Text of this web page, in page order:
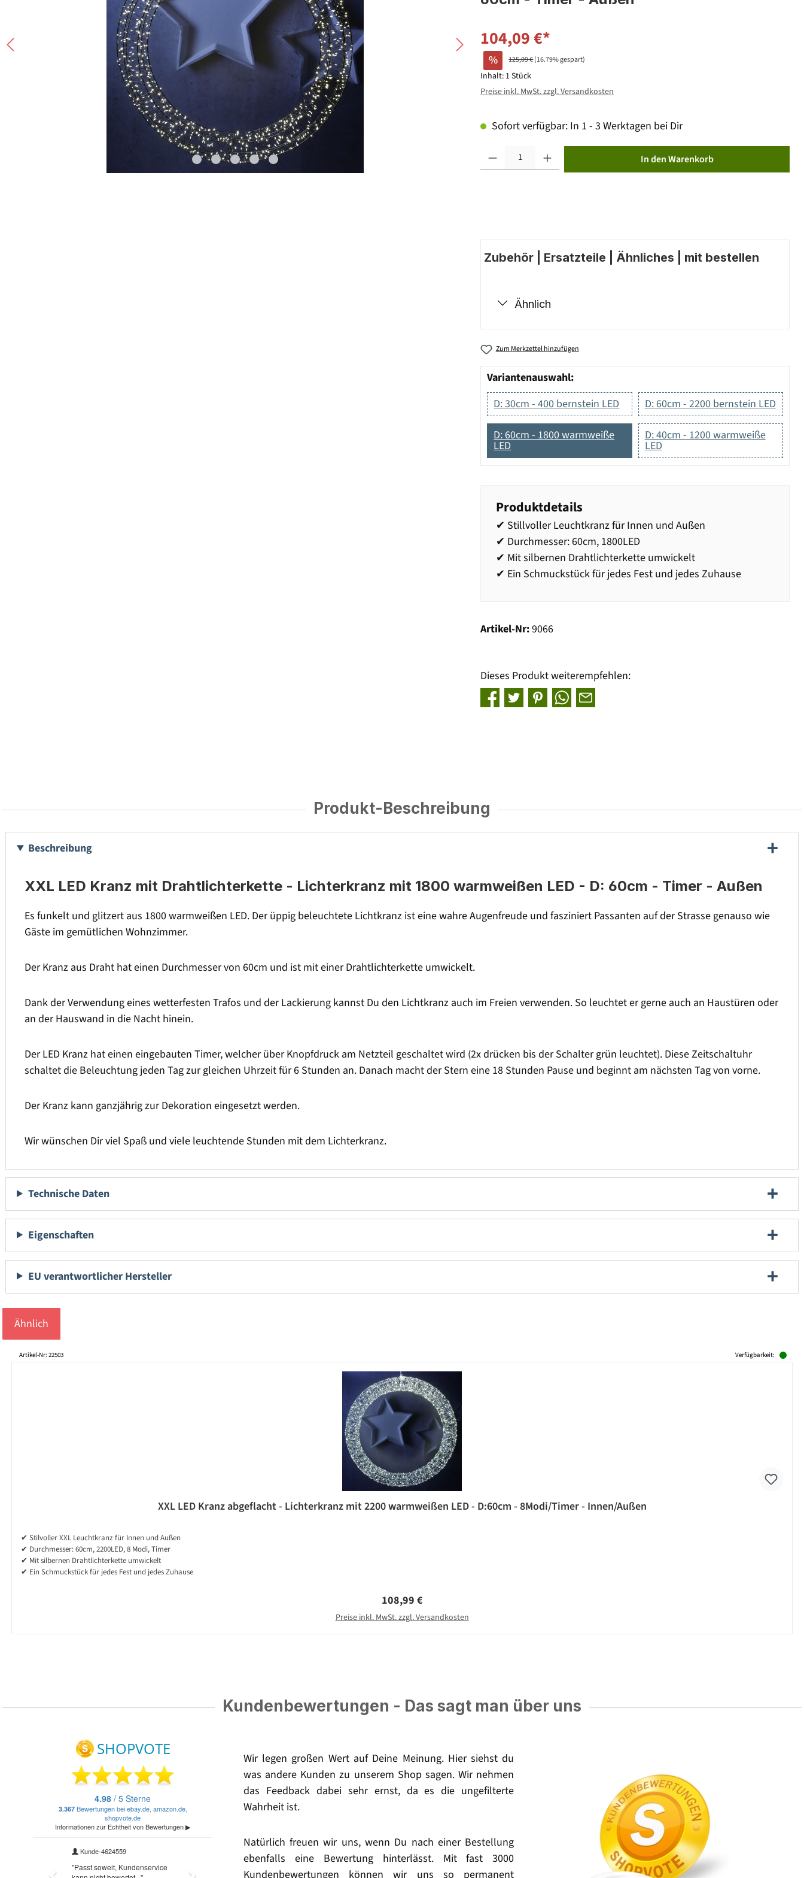
104,09 €*
% 125,09 €(16.79% gespart)
Inhalt: 1 Stück
Preise inkl. MwSt. zzgl. Versandkosten
Sofort verfügbar: In 1 - 3 Werktagen bei Dir
In den Warenkorb
Zubehör | Ersatzteile | Ähnliches | mit bestellen
Ähnlich
Zum Merkzettel hinzufügen
Variantenauswahl:
D: 30cm - 400 bernstein LED
D: 60cm - 2200 bernstein LED
D: 60cm - 1800 warmweiße
LED
D: 40cm - 1200 warmweiße
LED
Produktdetails
✔ Stillvoller Leuchtkranz für Innen und Außen
✔ Durchmesser: 60cm, 1800LED
✔ Mit silbernen Drahtlichterkette umwickelt
✔ Ein Schmuckstück für jedes Fest und jedes Zuhause
Artikel-Nr:9066
Dieses Produkt weiterempfehlen:
Produkt-Beschreibung
Beschreibung
XXL LED Kranz mit Drahtlichterkette - Lichterkranz mit 1800 warmweißen LED - D: 60cm - Timer - Außen
Es funkelt und glitzert aus 1800 warmweißen LED. Der üppig beleuchtete Lichtkranz ist eine wahre Augenfreude und fasziniert Passanten auf der Strasse genauso wie
Gäste im gemütlichen Wohnzimmer.
Der Kranz aus Draht hat einen Durchmesser von 60cm und ist mit einer Drahtlichterkette umwickelt.
Dank der Verwendung eines wetterfesten Trafos und der Lackierung kannst Du den Lichtkranz auch im Freien verwenden. So leuchtet er gerne auch an Haustüren oder
an der Hauswand in die Nacht hinein.
Der LED Kranz hat einen eingebauten Timer, welcher über Knopfdruck am Netzteil geschaltet wird (2x drücken bis der Schalter grün leuchtet). Diese Zeitschaltuhr
schaltet die Beleuchtung jeden Tag zur gleichen Uhrzeit für 6 Stunden an. Danach macht der Stern eine 18 Stunden Pause und beginnt am nächsten Tag von vorne.
Der Kranz kann ganzjährig zur Dekoration eingesetzt werden.
Wir wünschen Dir viel Spaß und viele leuchtende Stunden mit dem Lichterkranz.
Technische Daten
Eigenschaften
EU verantwortlicher Hersteller
Ähnlich
Produktgalerie überspringen
Artikel-Nr: 22503 Verfügbarkeit:
XXL LED Kranz abgeflacht - Lichterkranz mit 2200 warmweißen LED - D:60cm - 8Modi/Timer - Innen/Außen
✔ Stilvoller XXL Leuchtkranz für Innen und Außen
✔ Durchmesser: 60cm, 2200LED, 8 Modi, Timer
✔ Mit silbernen Drahtlichterkette umwickelt
✔ Ein Schmuckstück für jedes Fest und jedes Zuhause
Regulärer Preis:
108,99 €
Preise inkl. MwSt. zzgl. Versandkosten
Kundenbewertungen - Das sagt man über uns
Wir legen großen Wert auf Deine Meinung. Hier siehst du
was andere Kunden zu unserem Shop sagen. Wir nehmen
das Feedback dabei sehr ernst, da es die ungefilterte
Wahrheit ist.
Natürlich freuen wir uns, wenn Du nach einer Bestellung
ebenfalls eine Bewertung hinterlässt. Mit fast 3000
Kundenbewertungen können wir uns so permanent